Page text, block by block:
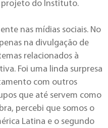
do Instituto.
nas mídias sociais. No
na divulgação de
relacionados à
Foi uma linda surpresa
com outros
que até servem como
percebi que somos o
Latina e o segundo